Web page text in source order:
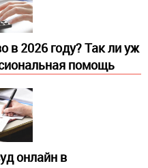
в 2026 году? Так ли уж
помощь
онлайн в